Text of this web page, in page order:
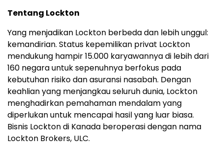
Tentang Lockton
Yang menjadikan Lockton berbeda dan lebih unggul:
kemandirian. Status kepemilikan privat Lockton
mendukung hampir 15.000 karyawannya di lebih dari
160 negara untuk sepenuhnya berfokus pada
kebutuhan risiko dan asuransi nasabah. Dengan
keahlian yang menjangkau seluruh dunia, Lockton
menghadirkan pemahaman mendalam yang
diperlukan untuk mencapai hasil yang luar biasa.
Bisnis Lockton di Kanada beroperasi dengan nama
Lockton Brokers, ULC.